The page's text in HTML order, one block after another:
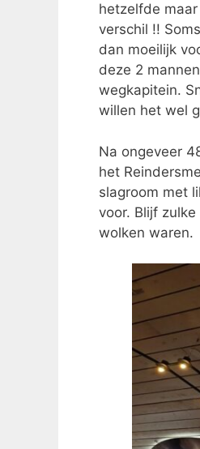
hetzelfde
verschil !!
dan moeilijk
deze 2
wegkapitein.
willen het wel
Na ongeveer
het
slagroom met
voor. Blijf
wolken waren.